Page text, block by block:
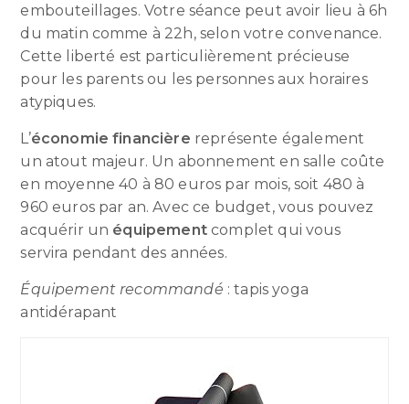
embouteillages. Votre séance peut avoir lieu à 6h
du matin comme à 22h, selon votre convenance.
Cette liberté est particulièrement précieuse
pour les parents ou les personnes aux horaires
atypiques.
L’économie financière représente également
un atout majeur. Un abonnement en salle coûte
en moyenne 40 à 80 euros par mois, soit 480 à
960 euros par an. Avec ce budget, vous pouvez
acquérir un équipementcomplet qui vous
servira pendant des années.
Équipement recommandé : tapis yoga
antidérapant